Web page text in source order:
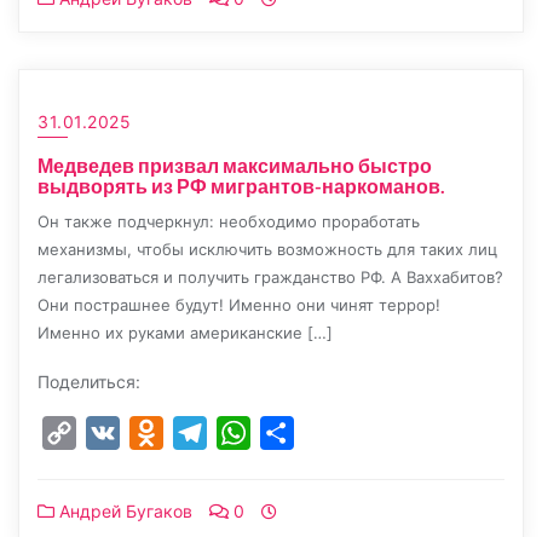
31.01.2025
Медведев призвал максимально быстро
выдворять из РФ мигрантов-наркоманов.
Он также подчеркнул: необходимо проработать
механизмы, чтобы исключить возможность для таких лиц
легализоваться и получить гражданство РФ. А Ваххабитов?
Они пострашнее будут! Именно они чинят террор!
Именно их руками американские […]
Поделиться:
Copy
VK Odnoklassniki
TelegramWhatsApp
Андрей Бугаков 0